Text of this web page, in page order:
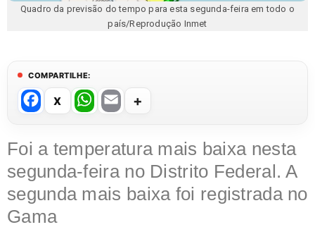
Quadro da previsão do tempo para esta segunda-feira em todo o
país/Reprodução Inmet
COMPARTILHE:
F
c
e
b
o
W
at
s
A
E
ail
Foi a temperatura mais baixa nesta
segunda-feira no Distrito Federal. A
segunda mais baixa foi registrada no
Gama